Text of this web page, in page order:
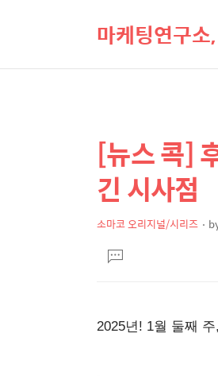
마케팅연구소
상
세
컨
텐
본
문
제
목
[뉴스 콕]
긴 시사점
소마코 오리지널/시리즈
문댓
글
2025년! 1월 둘째